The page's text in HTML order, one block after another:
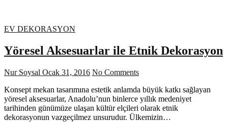
EV DEKORASYON
Yöresel Aksesuarlar ile Etnik Dekorasyon
Nur Soysal Ocak 31, 2016 No Comments
Konsept mekan tasarımına estetik anlamda büyük katkı sağlayan
yöresel aksesuarlar, Anadolu’nun binlerce yıllık medeniyet
tarihinden günümüze ulaşan kültür elçileri olarak etnik
dekorasyonun vazgeçilmez unsurudur. Ülkemizin…